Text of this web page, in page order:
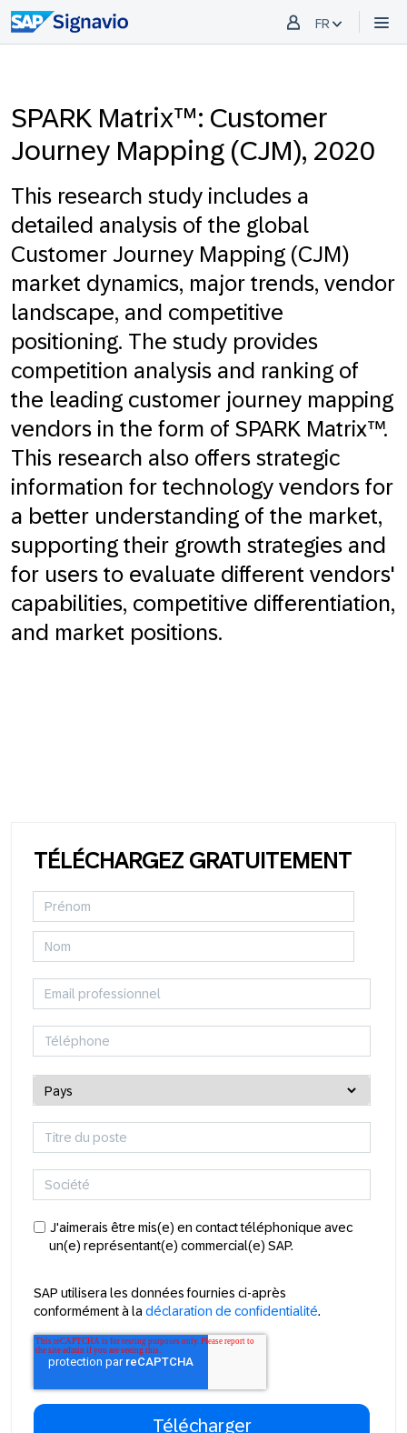
FR
SPARK Matrix™: Customer
Journey Mapping (CJM), 2020
This research study includes a
detailed analysis of the global
Customer Journey Mapping (CJM)
market dynamics, major trends, vendor
landscape, and competitive
positioning. The study provides
competition analysis and ranking of
the leading customer journey mapping
vendors in the form of SPARK Matrix™.
This research also offers strategic
information for technology vendors for
a better understanding of the market,
supporting their growth strategies and
for users to evaluate different vendors'
capabilities, competitive differentiation,
and market positions.
TÉLÉCHARGEZ GRATUITEMENT
J'aimerais être mis(e) en contact téléphonique avec
un(e) représentant(e) commercial(e) SAP.
SAP utilisera les données fournies ci-après
conformément à la déclaration de confidentialité.